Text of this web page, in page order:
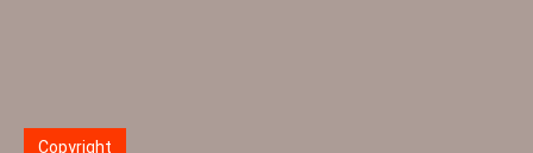
Copyright